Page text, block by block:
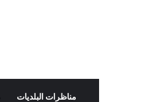
مناظرات البلديات